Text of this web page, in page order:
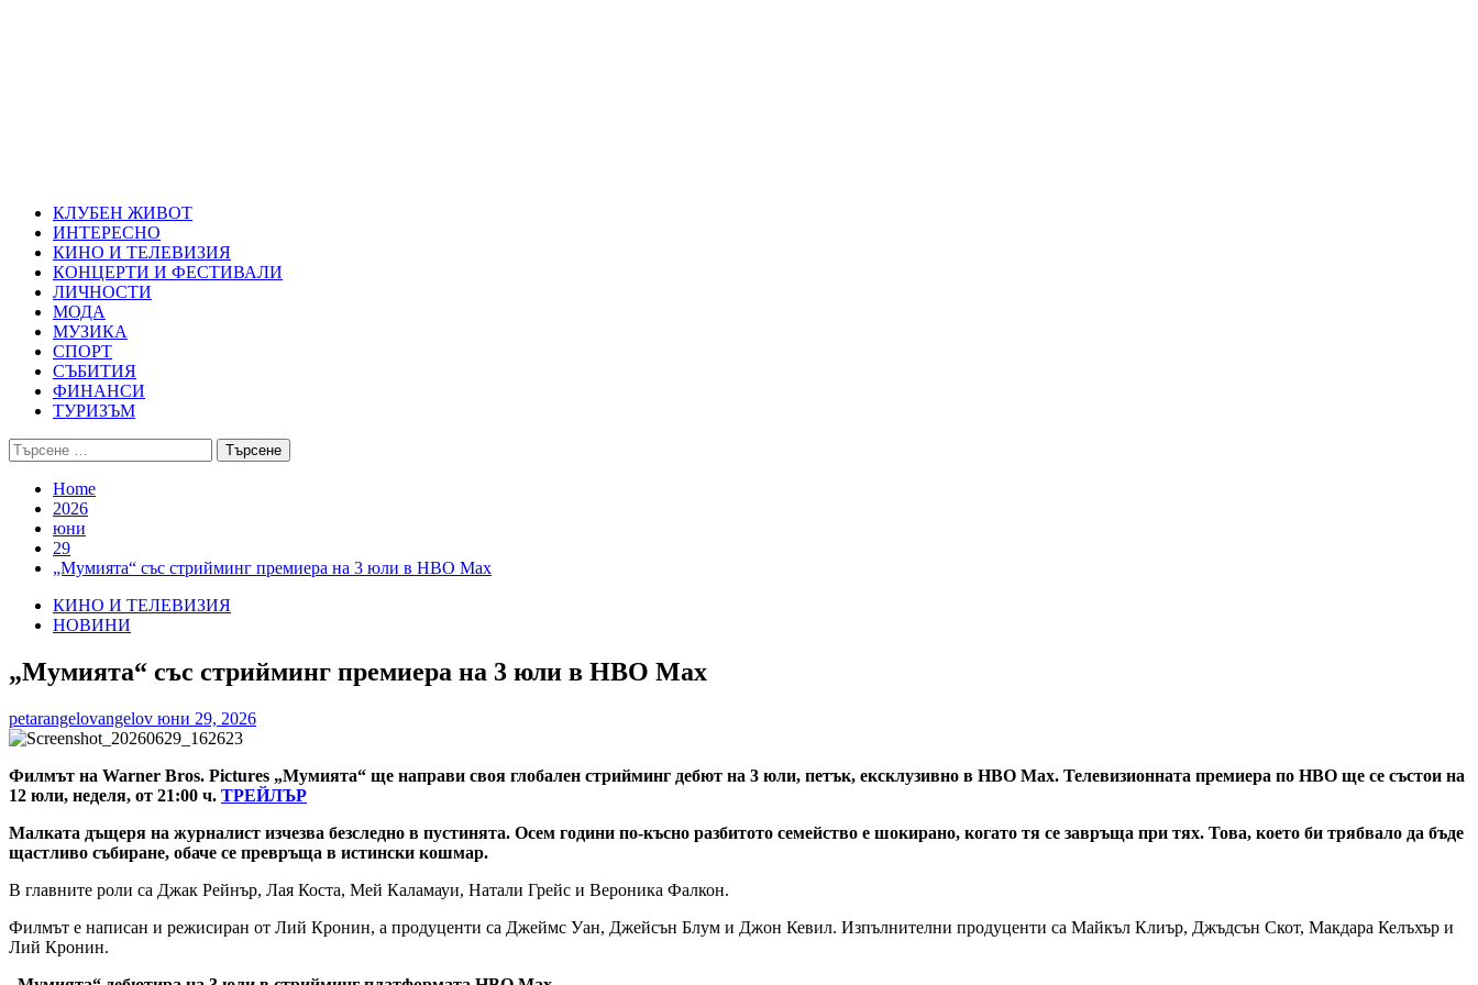
КЛУБЕН ЖИВОТ
ИНТЕРЕСНО
КИНО И ТЕЛЕВИЗИЯ
КОНЦЕРТИ И ФЕСТИВАЛИ
ЛИЧНОСТИ
МОДА
МУЗИКА
СПОРТ
СЪБИТИЯ
ФИНАНСИ
ТУРИЗЪМ
Търсене
за:
Home
2026
юни
29
„Мумията“ със стрийминг премиера на 3 юли в HBO Max
КИНО И ТЕЛЕВИЗИЯ
НОВИНИ
„Мумията“ със стрийминг премиера на 3 юли в HBO Max
petarangelovangelov юни 29, 2026
Филмът на Warner Bros. Pictures „Мумията“ ще направи своя глобален стрийминг дебют на 3 юли, петък, ексклузивно в HBO Max. Телевизионната премиера по HBO ще се състои на
12 юли, неделя, от 21:00 ч. ТРЕЙЛЪР
Малката дъщеря на журналист изчезва безследно в пустинята. Осем години по-късно разбитото семейство е шокирано, когато тя се завръща при тях. Това, което би трябвало да бъде
щастливо събиране, обаче се превръща в истински кошмар.
В главните роли са Джак Рейнър, Лая Коста, Мей Каламауи, Натали Грейс и Вероника Фалкон.
Филмът е написан и режисиран от Лий Кронин, а продуценти са Джеймс Уан, Джейсън Блум и Джон Кевил. Изпълнителни продуценти са Майкъл Клиър, Джъдсън Скот, Макдара Келъхър и
Лий Кронин.